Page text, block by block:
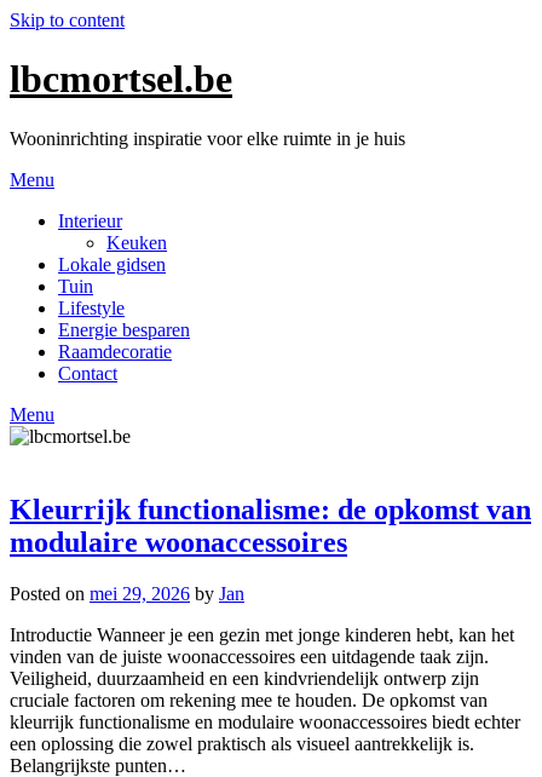
Skip to content
lbcmortsel.be
Wooninrichting inspiratie voor elke ruimte in je huis
Menu
Interieur
Keuken
Lokale gidsen
Tuin
Lifestyle
Energie besparen
Raamdecoratie
Contact
Menu
Kleurrijk functionalisme: de opkomst van
modulaire woonaccessoires
Posted on mei 29, 2026 by Jan
Introductie Wanneer je een gezin met jonge kinderen hebt, kan het
vinden van de juiste woonaccessoires een uitdagende taak zijn.
Veiligheid, duurzaamheid en een kindvriendelijk ontwerp zijn
cruciale factoren om rekening mee te houden. De opkomst van
kleurrijk functionalisme en modulaire woonaccessoires biedt echter
een oplossing die zowel praktisch als visueel aantrekkelijk is.
Belangrijkste punten…